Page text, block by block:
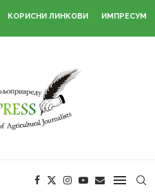
КОРИСНИ ЛИНКОВИ ИМПРЕСУМ